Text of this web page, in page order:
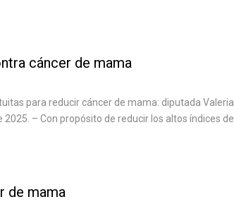
cáncer de mama
para reducir cáncer de mama: diputada Valeria
– Con propósito de reducir los altos índices de
de mama